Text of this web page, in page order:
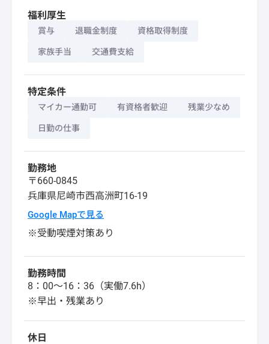
福利厚生
賞与 退職金制度 資格取得制度
家族手当 交通費支給
特定条件
マイカー通勤可 有資格者歓迎 残業少なめ
日勤の仕事
勤務地
〒660-0845
兵庫県尼崎市西高洲町16-19
Google Mapで見る
※受動喫煙対策あり
勤務時間
8：00～16：36（実働7.6h）
※早出・残業あり
休日